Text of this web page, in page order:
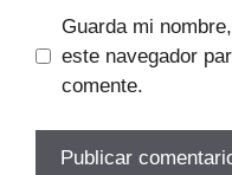
Guarda mi
este navegador
comente.